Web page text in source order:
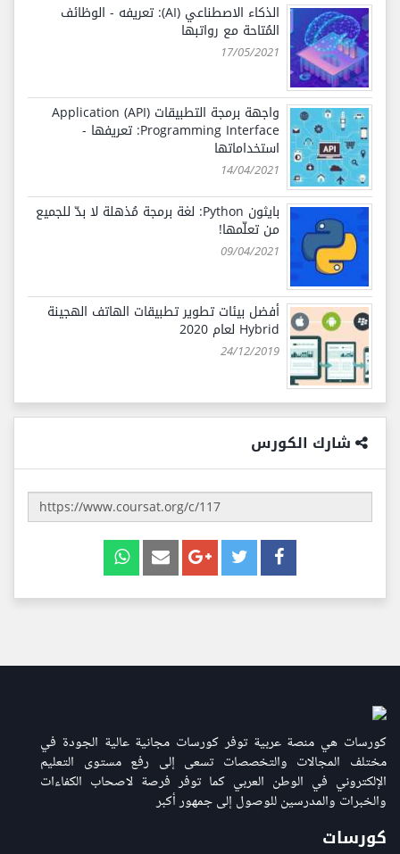
الذكاء الاصطناعي (AI): تعريفه - الوظائف
المُتاحة مع رواتبها
17/05/2021
واجهة برمجة التطبيقات (API) Application
Programming Interface: تعريفها -
استخداماتها
14/04/2021
بايثون Python: لغة برمجة مُذهلة لا بدّ للجميع
من تعلّمها!
09/04/2021
أفضل بيئات تطوير تطبيقات الهاتف الهجينة
Hybrid لعام 2020
24/12/2019
شارك الكورس
كورسات هي منصة عربية توفر كورسات مجانية عالية الجودة في
مختلف المجالات والتخصصات تسعى إلى رفع مستوى التعليم
الإلكتروني في الوطن العربي كما توفر فرصة لاصحاب الكفاءات
والخبرات والمدرسين للوصول إلى جمهور أكبر
كورسات